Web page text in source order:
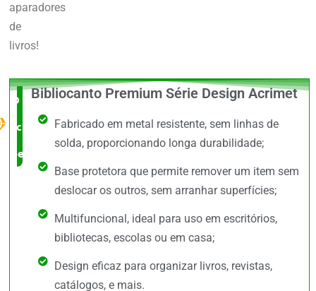
aparadores
de
livros!
O Melhor
custo x
benefício
Bibliocanto Premium Série Design Acrimet
Fabricado em metal resistente, sem linhas de
solda, proporcionando longa durabilidade;
Base protetora que permite remover um item sem
deslocar os outros, sem arranhar superfícies;
Multifuncional, ideal para uso em escritórios,
bibliotecas, escolas ou em casa;
Design eficaz para organizar livros, revistas,
catálogos, e mais.